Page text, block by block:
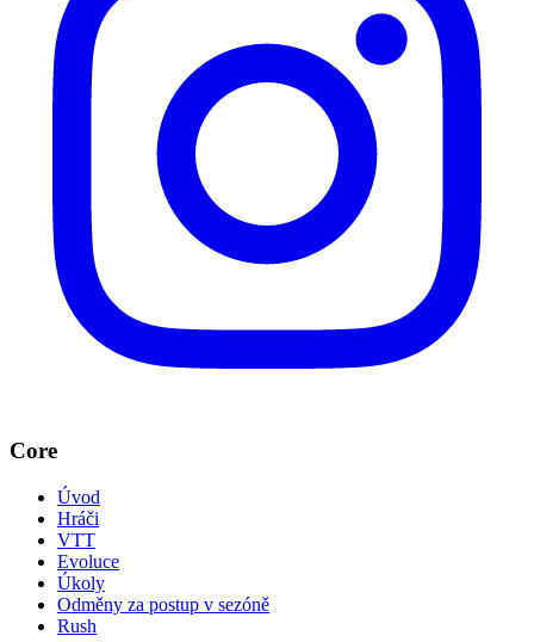
Core
Úvod
Hráči
VTT
Evoluce
Úkoly
Odměny za postup v sezóně
Rush